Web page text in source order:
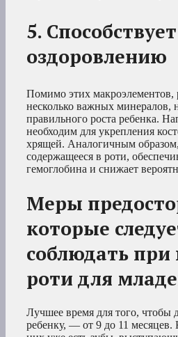
5.
оздоровлению
Помимо этих макроэлементов,
несколько важных минералов,
правильного роста ребенка.
необходим для укрепления
хрящей. Аналогичным
содержащееся в роти,
гемоглобина и снижает
Меры
которые
соблюдать при
роти для
Лучшее время для того, чтобы
ребенку, — от 9 до 11